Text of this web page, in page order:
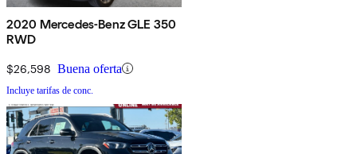
2020 Mercedes-Benz GLE 350
RWD
$26,598 Buena oferta
Incluye tarifas de conc.